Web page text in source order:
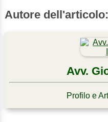
Autore dell'articolo:
Avv.
Profilo e